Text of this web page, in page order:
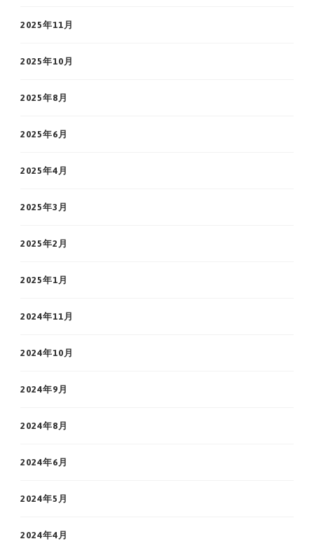
2025年11月
2025年10月
2025年8月
2025年6月
2025年4月
2025年3月
2025年2月
2025年1月
2024年11月
2024年10月
2024年9月
2024年8月
2024年6月
2024年5月
2024年4月